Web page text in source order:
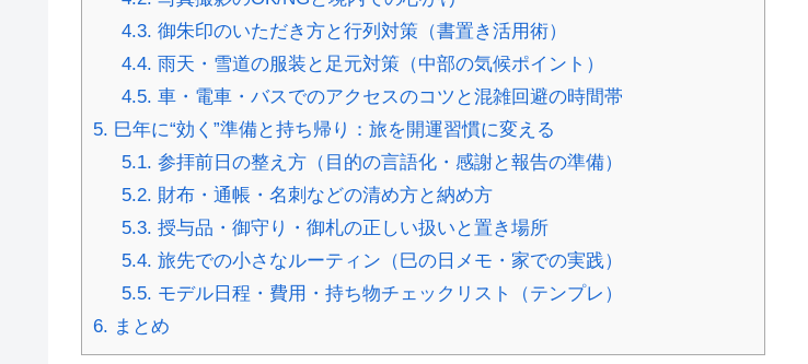
4.3. 御朱印のいただき方と行列対策（書置き活用術）
4.4. 雨天・雪道の服装と足元対策（中部の気候ポイント）
4.5. 車・電車・バスでのアクセスのコツと混雑回避の時間帯
5. 巳年に“効く”準備と持ち帰り：旅を開運習慣に変える
5.1. 参拝前日の整え方（目的の言語化・感謝と報告の準備）
5.2. 財布・通帳・名刺などの清め方と納め方
5.3. 授与品・御守り・御札の正しい扱いと置き場所
5.4. 旅先での小さなルーティン（巳の日メモ・家での実践）
5.5. モデル日程・費用・持ち物チェックリスト（テンプレ）
6. まとめ